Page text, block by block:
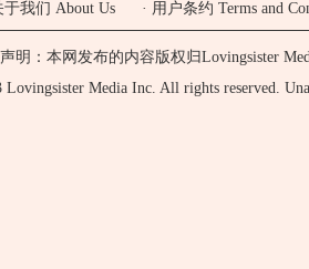
于我们 About Us · 用户条约 Terms and
明：本网发布的内容版权归Lovingsister
Media Inc. All rights reserved.